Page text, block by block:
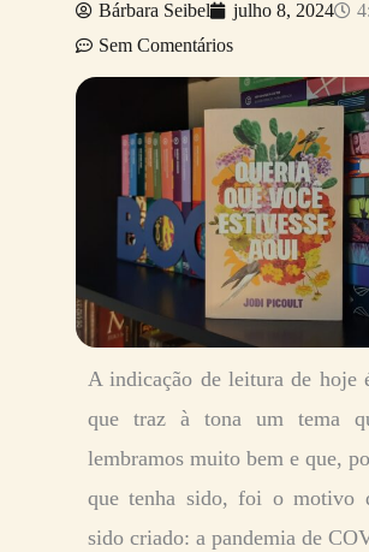
Bárbara Seibel julho 8, 2024
Sem Comentários
A indicação de leitura de hoje
que traz à tona um tema
lembramos muito bem e que,
que tenha sido, foi o motivo
sido criado: a pandemia de